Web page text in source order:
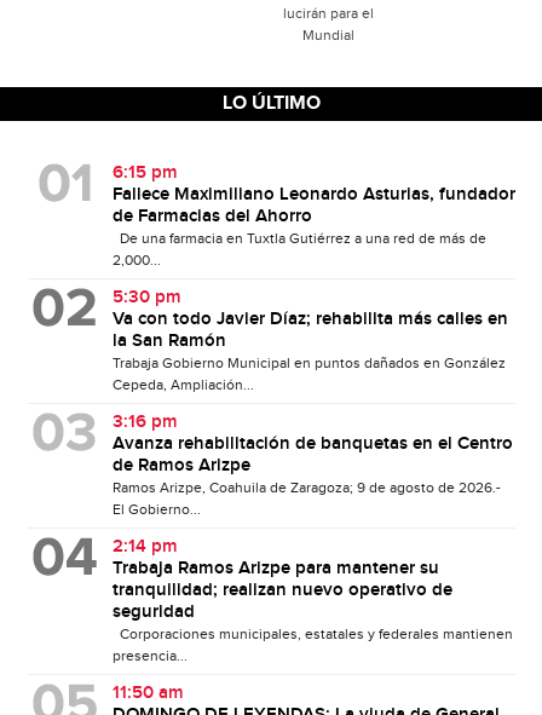
lucirán para el
Mundial
LO ÚLTIMO
6:15 pm
Fallece Maximiliano Leonardo Asturias, fundador
de Farmacias del Ahorro
De una farmacia en Tuxtla Gutiérrez a una red de más de
2,000...
5:30 pm
Va con todo Javier Díaz; rehabilita más calles en
la San Ramón
Trabaja Gobierno Municipal en puntos dañados en González
Cepeda, Ampliación...
3:16 pm
Avanza rehabilitación de banquetas en el Centro
de Ramos Arizpe
Ramos Arizpe, Coahuila de Zaragoza; 9 de agosto de 2026.-
El Gobierno...
2:14 pm
Trabaja Ramos Arizpe para mantener su
tranquilidad; realizan nuevo operativo de
seguridad
Corporaciones municipales, estatales y federales mantienen
presencia...
11:50 am